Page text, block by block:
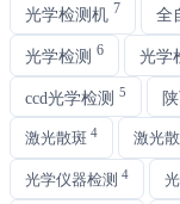
光学检测机 7 全
光学检测 6 光学
ccd光学检测 5
激光散斑 4 激光
光学仪器检测 4